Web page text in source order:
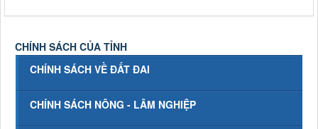
CHÍNH SÁCH CỦA TỈNH
CHÍNH SÁCH VỀ ĐẤT ĐAI
CHÍNH SÁCH NÔNG - LÂM NGHIỆP